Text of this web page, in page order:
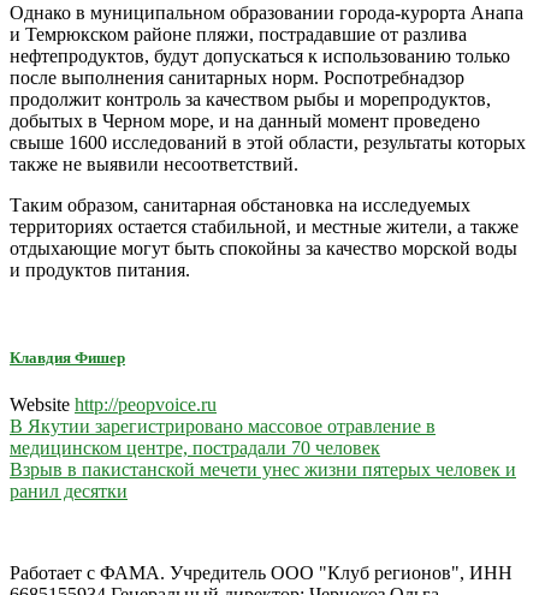
Однако в муниципальном образовании города-курорта Анапа
и Темрюкском районе пляжи, пострадавшие от разлива
нефтепродуктов, будут допускаться к использованию только
после выполнения санитарных норм. Роспотребнадзор
продолжит контроль за качеством рыбы и морепродуктов,
добытых в Черном море, и на данный момент проведено
свыше 1600 исследований в этой области, результаты которых
также не выявили несоответствий.
Таким образом, санитарная обстановка на исследуемых
территориях остается стабильной, и местные жители, а также
отдыхающие могут быть спокойны за качество морской воды
и продуктов питания.
Клавдия Фишер
Website http://peopvoice.ru
Навигация
по
записям
В Якутии зарегистрировано массовое отравление в
медицинском центре, пострадали 70 человек
Взрыв в пакистанской мечети унес жизни пятерых человек и
ранил десятки
Работает с ФАМА. Учредитель ООО "Клуб регионов", ИНН